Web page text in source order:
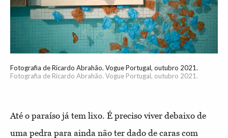
Fotografia de Ricardo Abrahão. Vogue Portugal, outubro 2021.
Fotografia de Ricardo Abrahão. Vogue Portugal, outubro 2021.
Até o paraíso já tem lixo. É preciso viver debaixo de
uma pedra para ainda não ter dado de caras com